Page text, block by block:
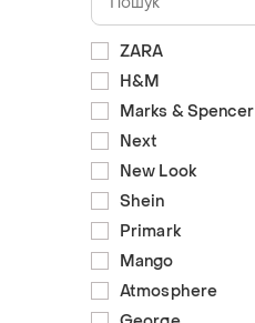
ZARA
H&M
Marks & Spencer
Next
New Look
Shein
Primark
Mango
Atmosphere